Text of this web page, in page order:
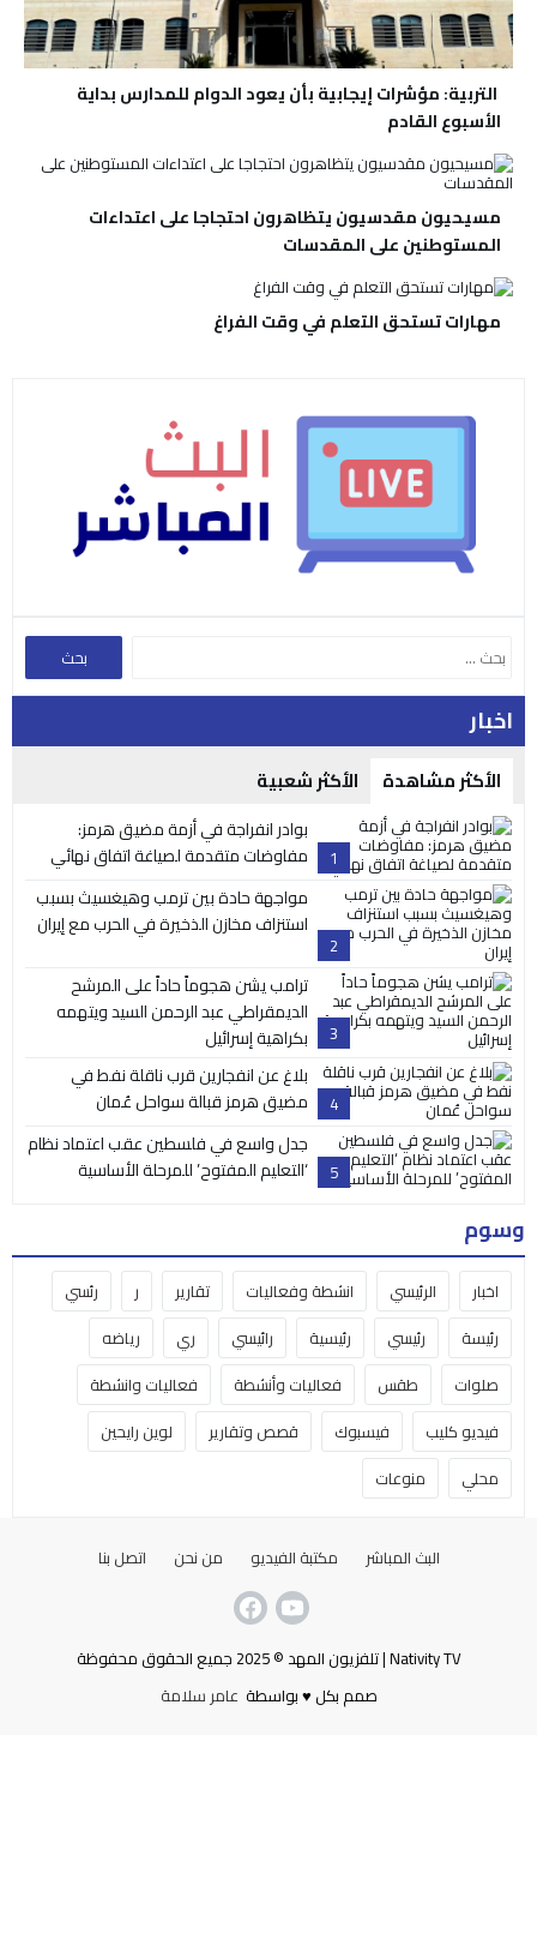
التربية: مؤشرات إيجابية بأن يعود الدوام للمدارس بداية
الأسبوع القادم
مسيحيون مقدسيون يتظاهرون احتجاجا على اعتداءات
المستوطنين على المقدسات
مهارات تستحق التعلم في وقت الفراغ
اخبار
الأكثر مشاهدة الأكثر شعبية
1
بوادر انفراجة في أزمة مضيق هرمز:
مفاوضات متقدمة لصياغة اتفاق نهائي
2
مواجهة حادة بين ترمب وهيغسيث بسبب
استنزاف مخازن الذخيرة في الحرب مع إيران
3
ترامب يشن هجوماً حاداً على المرشح
الديمقراطي عبد الرحمن السيد ويتهمه
بكراهية إسرائيل
4
بلاغ عن انفجارين قرب ناقلة نفط في
مضيق هرمز قبالة سواحل عُمان
5
جدل واسع في فلسطين عقب اعتماد نظام
‘التعليم المفتوح’ للمرحلة الأساسية
وسوم
اخبار الرئيسي انشطة وفعاليات تقارير ر
رئسي
رئيسة
رئيسي رئيسية رائيسي ري
رياضه
صلوات
طقس فعاليات وأنشطة
فعاليات وانشطة
فيديو كليب
فيسبوك قصص وتقارير
لوين رايحين
محلي
منوعات
البث المباشر مكتبة الفيديو من نحن اتصل بنا
Nativity TV | تلفزيون المهد © 2025 جميع الحقوق محفوظة
صمم بكل ♥ بواسطة عامر سلامة